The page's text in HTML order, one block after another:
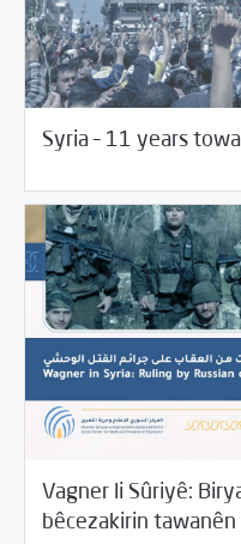
Syria – 11 years
Vagner li Sûriyê:
bêcezakirin
28/2022 Beyannameyên SCMê